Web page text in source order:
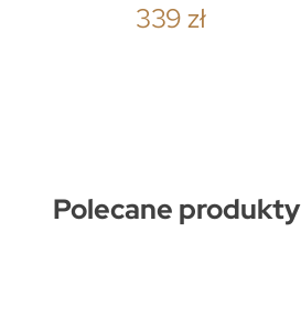
339 zł
Polecane produkty